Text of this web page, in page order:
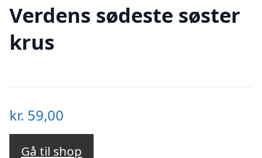
Verdens sødeste søster
krus
kr. 59,00
Gå til shop